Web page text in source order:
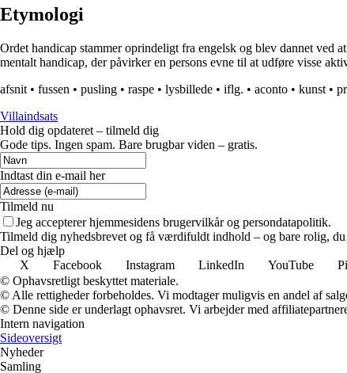
Etymologi
Ordet handicap stammer oprindeligt fra engelsk og blev dannet ved
mentalt handicap, der påvirker en persons evne til at udføre visse
afsnit • fussen • pusling • raspe • lysbillede • iflg. • aconto • kunst •
Villaindsats
Hold dig opdateret – tilmeld dig
Gode tips. Ingen spam. Bare brugbar viden – gratis.
Indtast din e-mail her
Tilmeld nu
Jeg accepterer hjemmesidens brugervilkår og persondatapolitik.
Tilmeld dig nyhedsbrevet og få værdifuldt indhold – og bare rolig,
Del og hjælp
X
Facebook Instagram LinkedIn YouTube
© Ophavsretligt beskyttet materiale.
© Alle rettigheder forbeholdes. Vi modtager muligvis en andel af
© Denne side er underlagt ophavsret. Vi arbejder med
Intern navigation
Sideoversigt
Nyheder
Samling